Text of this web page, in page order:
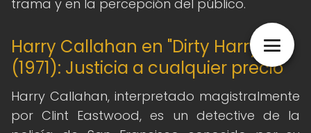
trama y en la percepción del público.
Harry Callahan en "Dirty Harry"
(1971): Justicia a cualquier precio
Harry Callahan, interpretado magistralmente
por Clint Eastwood, es un detective de la